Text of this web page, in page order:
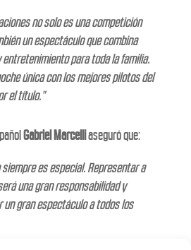
no solo es una competición
un espectáculo que combina
para toda la familia.
única con los mejores pilotos del
el título.”
Gabriel Marcelliaseguró que:
es especial. Representar a
una gran responsabilidad y
gran espectáculo a todos los